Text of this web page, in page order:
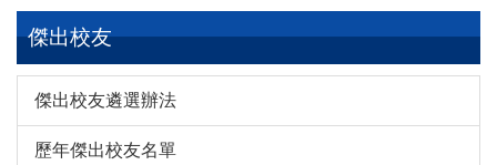
傑出校友
傑出校友遴選辦法
歷年傑出校友名單